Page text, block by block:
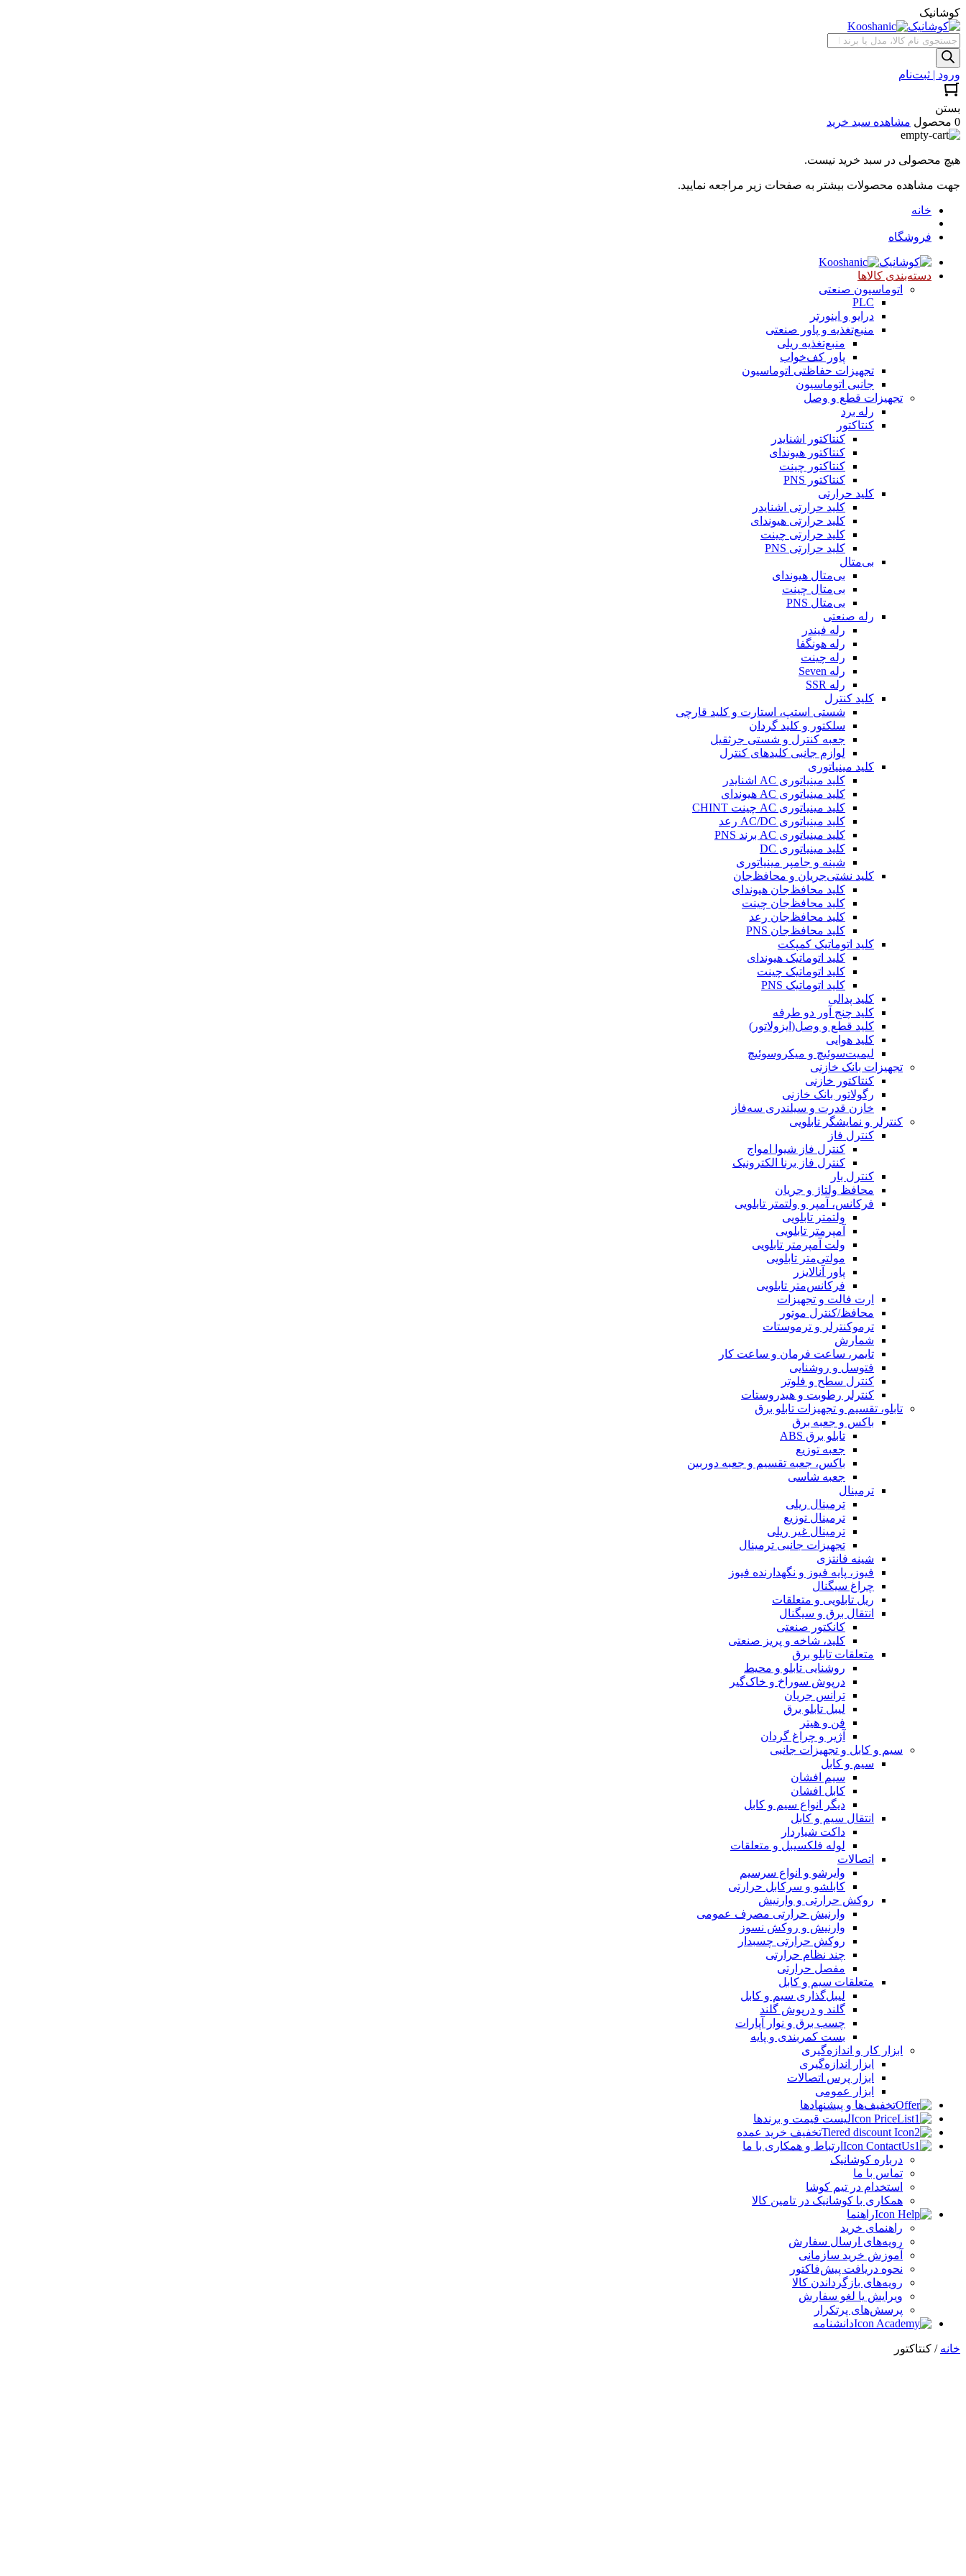
کوشانیک
جستجوی
محصولات
ورود | ثبت‌نام
بستن
0 محصول
مشاهده سبد خرید
هیچ محصولی در سبد خرید نیست.
جهت مشاهده محصولات بیشتر به صفحات زیر مراجعه نمایید.
خانه
فروشگاه
دسته‌بندی کالاها
اتوماسیون صنعتی
PLC
درایو و اینورتر
منبع‌تغذیه و پاور صنعتی
منبع‌تغذیه ریلی
پاور کف‌خواب
تجهیزات حفاظتی اتوماسیون
جانبی اتوماسیون
تجهیزات قطع و وصل
رله برد
کنتاکتور
کنتاکتور اشنایدر
کنتاکتور هیوندای
کنتاکتور چینت
کنتاکتور PNS
کلید حرارتی
کلید حرارتی اشنایدر
کلید حرارتی هیوندای
کلید حرارتی چینت
کلید حرارتی PNS
بی‌متال
بی‌متال هیوندای
بی‌متال چینت
بی‌متال PNS
رله صنعتی
رله فیندر
رله هونگفا
رله چینت
رله Seven
رله SSR
کلید کنترل
شستی استپ، استارت و کلید قارچی
سلکتور و کلید گردان
جعبه کنترل و شستی جرثقیل
لوازم جانبی کلیدهای کنترل
کلید مینیاتوری
کلید مینیاتوری AC اشنایدر
کلید مینیاتوری AC هیوندای
کلید مینیاتوری AC چینت CHINT
کلید مینیاتوری AC/DC رعد
کلید مینیاتوری AC برند PNS
کلید مینیاتوری DC
شینه و جامپر مینیاتوری
کلید نشتی‌جریان و محافظ‌جان
کلید محافظ‌جان هیوندای
کلید محافظ‌جان چینت
کلید محافظ‌جان رعد
کلید محافظ‌جان PNS
کلید اتوماتیک کمپکت
کلید اتوماتیک هیوندای
کلید اتوماتیک چینت
کلید اتوماتیک PNS
کلید پدالی
کلید چنج آور دو طرفه
کلید قطع و وصل(ایزولاتور)
کلید هوایی
لیمیت‌سوئیچ و میکروسوئیچ
تجهیزات بانک خازنی
کنتاکتور خازنی
رگولاتور بانک خازنی
خازن قدرت و سیلندری سه‌فاز
کنترلر و نمایشگر تابلویی
کنترل فاز
کنترل فاز شیوا امواج
کنترل فاز برنا الکترونیک
کنترل بار
محافظ ولتاژ و جریان
فرکانس، آمپر و ولتمتر تابلویی
ولتمتر تابلویی
آمپرمتر تابلویی
ولت آمپرمتر تابلویی
مولتی‌متر تابلویی
پاور آنالایزر
فرکانس‌متر تابلویی
ارت فالت و تجهیزات
محافظ/کنترل موتور
ترموکنترلر و ترموستات
شمارش
تایمر، ساعت فرمان و ساعت کار
فتوسل و روشنایی
کنترل سطح و فلوتر
کنترلر رطوبت و هیدروستات
تابلو، تقسیم و تجهیزات تابلو برق
باکس و جعبه برق
تابلو برق ABS
جعبه توزیع
باکس، جعبه تقسیم و جعبه دوربین
جعبه شاسی
ترمینال
ترمینال ریلی
ترمینال توزیع
ترمینال غیر ریلی
تجهیزات جانبی ترمینال
شینه فانتزی
فیوز، پایه فیوز و نگهدارنده فیوز
چراغ سیگنال
ریل تابلویی و متعلقات
انتقال برق و سیگنال
کانکتور صنعتی
کلید، شاخه و پریز صنعتی
متعلقات تابلو برق
روشنایی تابلو و محیط
درپوش سوراخ و خاک‌گیر
ترانس جریان
لیبل تابلو برق
فن و هیتر
آژیر و چراغ گردان
سیم و کابل و تجهیزات جانبی
سیم و کابل
سیم افشان
کابل افشان
دیگر انواع سیم و کابل
انتقال سیم و کابل
داکت شیاردار
لوله فلکسیبل و متعلقات
اتصالات
وایرشو و انواع سرسیم
کابلشو و سرکابل حرارتی
روکش حرارتی و وارنیش
وارنیش حرارتی مصرف عمومی
وارنیش و روکش نسوز
روکش حرارتی چسبدار
چند نظام حرارتی
مفصل حرارتی
متعلقات سیم و کابل
لیبل‌گذاری سیم و کابل
گلند و درپوش گلند
چسب برق و نوار آپارات
بست کمربندی و پایه
ابزار کار و اندازه‌گیری
ابزار اندازه‌گیری
ابزار پرس اتصالات
ابزار عمومی
تخفیف‌ها و پیشنهادها
لیست قیمت و برندها
تخفیف خرید عمده
ارتباط و همکاری با ما
درباره کوشانیک
تماس با ما
استخدام در تیم کوشا
همکاری با کوشانیک در تامین کالا
راهنما
راهنمای خرید
رویه‌های ارسال سفارش
آموزش خرید سازمانی
نحوه دریافت پیش‌فاکتور
رویه‌های بازگرداندن کالا
ویرایش یا لغو سفارش
پرسش‌های پرتکرار
دانشنامه
خانه / کنتاکتور